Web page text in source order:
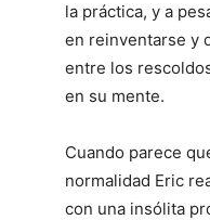
la práctica, y a
en reinventarse y
entre los
en su mente.
Cuando parece
normalidad Eric
con una insólita